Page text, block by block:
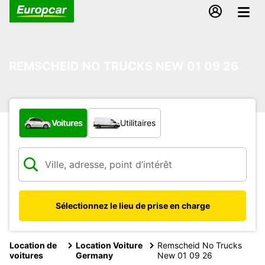
Quel type de véhicule ?
Voitures Utilitaires
Sélectionnez le lieu de prise en charge
Location de
voitures
Location Voiture
Germany
Remscheid No Trucks
New 01 09 26